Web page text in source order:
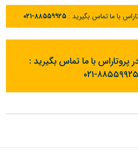
با ما تماس بگیرید : ۰۲۱-۸۸۵۵۹۹۲۵
پروتاراس با ما تماس بگیرید :
۰۲۱-۸۸۵۵۹۹۲۵